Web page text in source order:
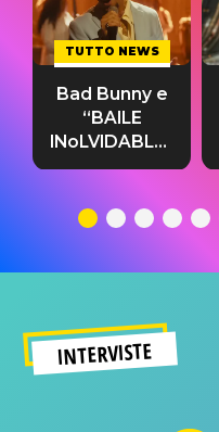
TUTTO NEWS
Bad Bunny e
“BAILE
INoLVIDABLE”:
testo,
significato
INTERVISTE